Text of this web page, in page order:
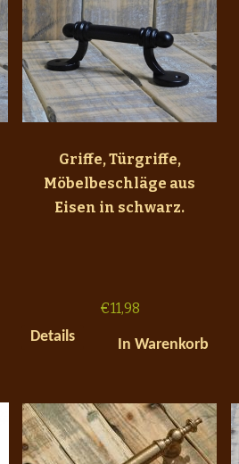
Griffe, Türgriffe,
Möbelbeschläge aus
Eisen in schwarz.
€11,98
Details
In Warenkorb